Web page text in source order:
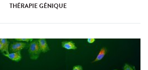
THÉRAPIE GÉNIQUE